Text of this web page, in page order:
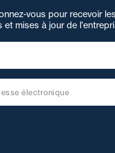
vous pour recevoir
et mises à jour de